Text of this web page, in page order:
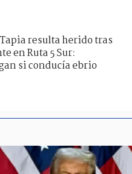
resulta herido tras
en Ruta 5 Sur:
si conducía ebrio